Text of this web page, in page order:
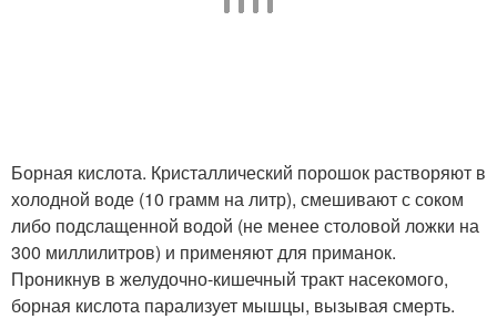
Борная кислота. Кристаллический порошок растворяют в
холодной воде (10 грамм на литр), смешивают с соком
либо подслащенной водой (не менее столовой ложки на
300 миллилитров) и применяют для приманок.
Проникнув в желудочно-кишечный тракт насекомого,
борная кислота парализует мышцы, вызывая смерть.